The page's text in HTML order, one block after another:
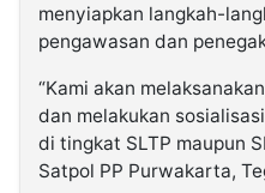
menyiapkan langkah-
pengawasan dan
“Kami akan
dan melakukan
di tingkat SLTP maupun
Satpol PP Purwakarta,